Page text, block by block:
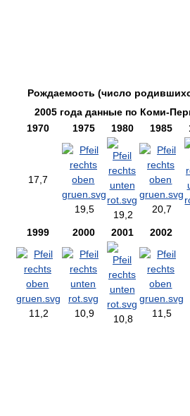
Рождаемость (число
2005 года данные по Коми-
1970
1975 1980 1985
17,7
19,5 19,2 20,7
1999 2000 2001 2002
11,2 10,9 10,8 11,5